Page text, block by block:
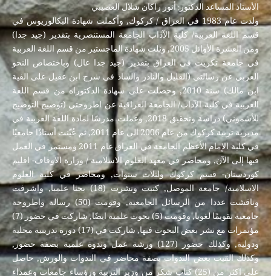
الأستاذ المساعد الدكتور: أنور راكان شلال العصيبي
ولدت عام 1983 في العراق / كركوك, وأكملت شهادة البكالوريوس في
قسم اللغة العربية/ كلية الآداب الجامعة المستنصرية بتقدير (جيد جدا)
ومن العشرة الأوائل 2005, ونلت شهادة الماجستير من قسم اللغة العربية
في جامعة تكريت في العراق بتقدير (جيد جدا عال) وباختصاص النحو
العربي عن رسالتي (القليل والنادر والشاذ في شرح ابن عقيل على الفية
ابن مالك) سنة 2010, وحصلت على شهادة الدكتوراه من قسم اللغة
العربية في كلية الآداب/ الجامعة العراقية عن اطروحتي (توضيح التوضيح
للأشموني) دراسة وتحقيق 2018, وعملت مدرسًا لمادة اللغة العربية في
مديرية تربية كركوك من عام 2006 الى عام 2011, ثم عُيّنت أستاذًا جامعيًا
في كلية الإمام الأعظم الجامعة في العراق عام 2011 ومستمر في العمل
فيها إلى الآن, ومحاضر في معهد العلوم الاسلامية / وزارة الاوقاف- اقليم
كوردستان- قسم كركوك ولثلاث سنوات, ومحاضر في كلية العلوم
الاسلامية/ جامعة الموصل, كتبت ونشرت (18) بحثا علميا, واشرفت
وناقشت عددا من الرسائل الجامعية, وقومت (50) رسالة واطروحة
جامعية تقويمًا لغويا, وقومت (5) بحوث علمية ايضًا, شاركت في حضور (7)
مؤتمرات مع نشر بعض البحوث فيها, شاركت في (17) دورة تدريبية محلية
ودولية, وكذلك حضور (127) ورشة عمل وندوة علمية بصفة حضور,
وكذلك القيت بعض الندوات بصفة محاضر في الندوات والورش, حاصل
على اكثر من (25) كتاب شكر من وزير التربية ورؤساء جامعات وعمداء